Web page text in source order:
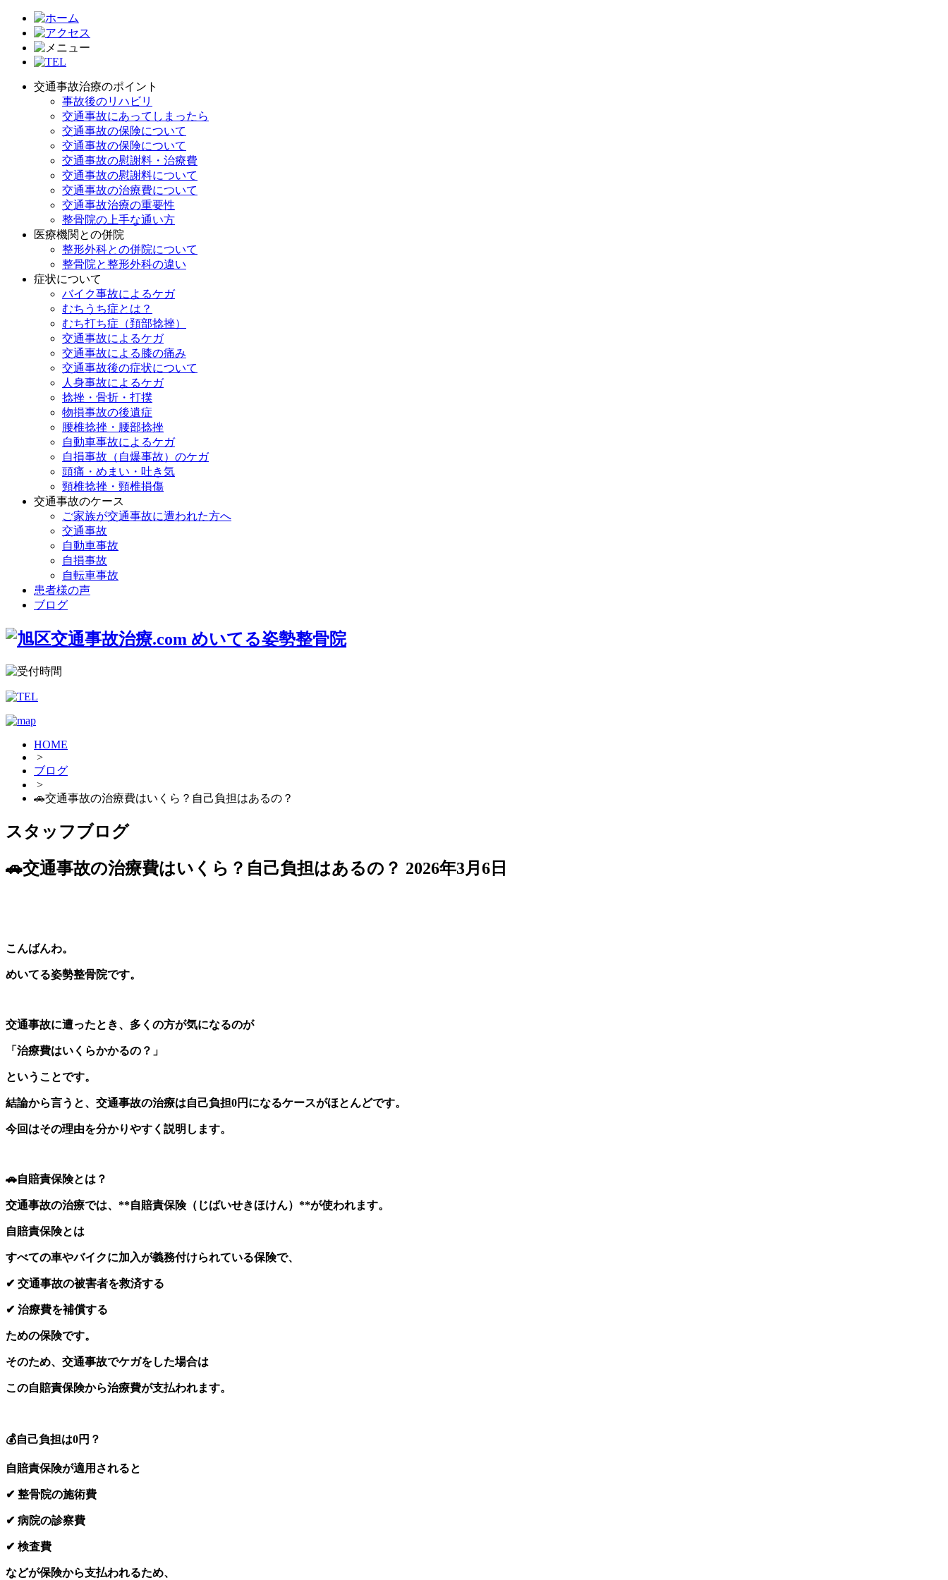
交通事故治療のポイント
事故後のリハビリ
交通事故にあってしまったら
交通事故の保険について
交通事故の保険について
交通事故の慰謝料・治療費
交通事故の慰謝料について
交通事故の治療費について
交通事故治療の重要性
整骨院の上手な通い方
医療機関との併院
整形外科との併院について
整骨院と整形外科の違い
症状について
バイク事故によるケガ
むちうち症とは？
むち打ち症（頚部捻挫）
交通事故によるケガ
交通事故による膝の痛み
交通事故後の症状について
人身事故によるケガ
捻挫・骨折・打撲
物損事故の後遺症
腰椎捻挫・腰部捻挫
自動車事故によるケガ
自損事故（自爆事故）のケガ
頭痛・めまい・吐き気
頸椎捻挫・頸椎損傷
交通事故のケース
ご家族が交通事故に遭われた方へ
交通事故
自動車事故
自損事故
自転車事故
患者様の声
ブログ
HOME
>
ブログ
>
🚗交通事故の治療費はいくら？自己負担はあるの？
スタッフブログ
🚗交通事故の治療費はいくら？自己負担はあるの？ 2026年3月6日
こんばんわ。
めいてる姿勢整骨院です。
交通事故に遭ったとき、多くの方が気になるのが
「治療費はいくらかかるの？」
ということです。
結論から言うと、交通事故の治療は自己負担0円になるケースがほとんどです。
今回はその理由を分かりやすく説明します。
🚗自賠責保険とは？
交通事故の治療では、**自賠責保険（じばいせきほけん）**が使われます。
自賠責保険とは
すべての車やバイクに加入が義務付けられている保険で、
✔ 交通事故の被害者を救済する
✔ 治療費を補償する
ための保険です。
そのため、交通事故でケガをした場合は
この自賠責保険から治療費が支払われます。
💰自己負担は0円？
自賠責保険が適用されると
✔ 整骨院の施術費
✔ 病院の診察費
✔ 検査費
などが保険から支払われるため、